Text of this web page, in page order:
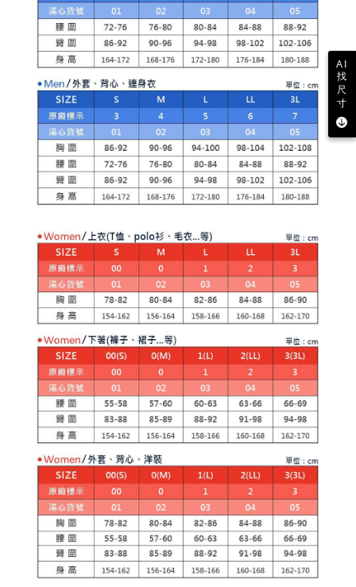
AFTEEの初回ご利用の際に、審査を通過すれば、最高額がNT$10,000にな
ります。支払い期限を過ぎた場合、その金額に基づいて年利20%の遅延滞
納金が加算されます。未成年の利用者は、事前に法定代理人または後見人
の同意を得ればAFTEEをご利用いただけます。
個人情報の処理、利用について疑問がある、または関連する法律の権利を
行使したい場合は、ネットプロテクションズcs_tw@netprotections.co.jp
にご連絡ください。上記に示した個人情報を、必要な購入注文書とあわせ
てAFTEEにご提供いただく、またはAFTEEにあなたの個人情報の収集、処
理、利用を許可することににご同意いただけない場合は、当サービスを選
択しないでください。
AI
找
尺
寸